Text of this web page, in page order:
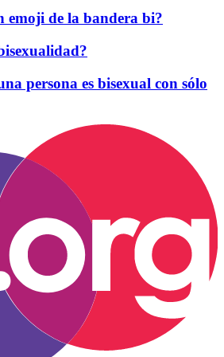
emoji de la bandera bi?
persona es bisexual con sólo